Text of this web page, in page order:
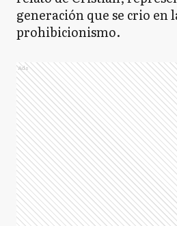
generación que se crio en
prohibicionismo.
Ads